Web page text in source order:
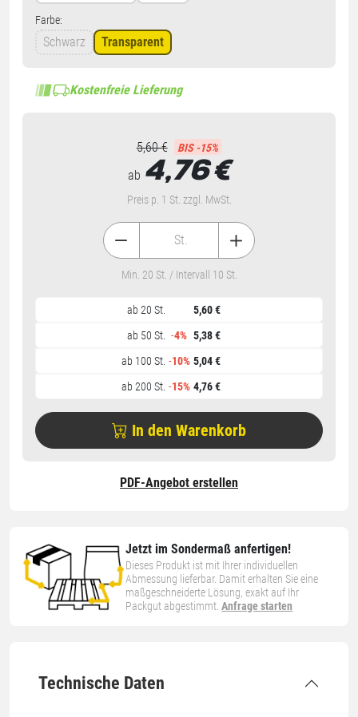
Jetzt im Sondermaß anfertigen!
Dieses Produkt ist mit Ihrer individuellen
Abmessung lieferbar. Damit erhalten Sie eine
maßgeschneiderte Lösung, exakt auf Ihr
Packgut abgestimmt.Anfrage starten
Technische Daten
Farbe:
Schwarz Transparent
Kostenfreie Lieferung
5,60 € BIS -15%
ab 4,76€
Preis p. 1 St. zzgl. MwSt.
ab 20 St.
5,60 €
ab 50 St.
-4% 5,38 €
ab 100 St. -10% 5,04 €
ab 200 St. -15% 4,76 €
St.
Min. 20 St. / Intervall 10 St.
In den Warenkorb
PDF-Angebot erstellen